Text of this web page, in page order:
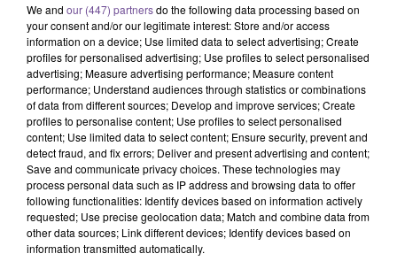
Un magasin de Châtellerault recherche
un hôte de caisse (H/F).
Un magasin de Châtellerault recherche un hôte de caisse
(H/F). Vos missions : tenir la caisse et enregistrer les achats
des clients. Assurer un service client de qualité en répondant
aux demandes et en apportant des conseils si nécessaire.
We and our (447) partnersdo the following data processing based on
your consent and/or our legitimate interest: Store and/or access
information on a device; Use limited data to select advertising; Create
profiles for personalised advertising; Use profiles to select personalised
advertising; Measure advertising performance; Measure content
performance; Understand audiences through statistics or combinations
of data from different sources; Develop and improve services; Create
profiles to personalise content; Use profiles to select personalised
content; Use limited data to select content; Ensure security, prevent and
detect fraud, and fix errors; Deliver and present advertising and content;
Save and communicate privacy choices. These technologies may
process personal data such as IP address and browsing data to offer
following functionalities: Identify devices based on information actively
requested; Use precise geolocation data; Match and combine data from
other data sources; Link different devices; Identify devices based on
information transmitted automatically.